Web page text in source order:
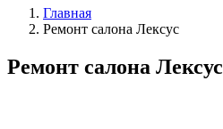
Главная
Ремонт салона Лексус
Ремонт салона Лексус